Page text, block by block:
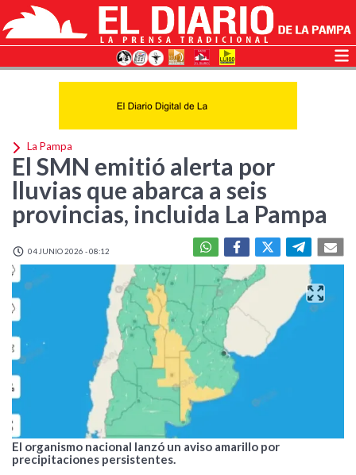
La Pampa
El SMN emitió alerta por
lluvias que abarca a seis
provincias, incluida La Pampa
04 JUNIO 2026 - 08:12
El organismo nacional lanzó un aviso amarillo por
precipitaciones persistentes.